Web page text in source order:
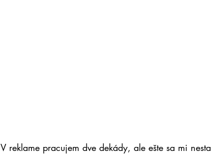
V reklame pracujem dve dekády, ale ešte sa mi